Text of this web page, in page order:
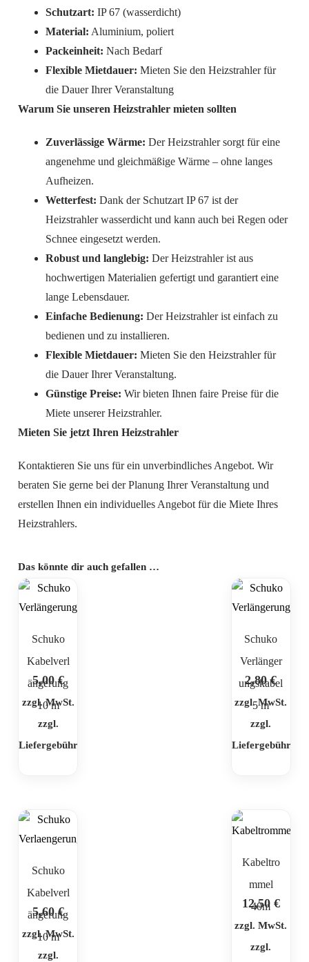
Schutzart: IP 67 (wasserdicht)
Material: Aluminium, poliert
Packeinheit: Nach Bedarf
Flexible Mietdauer: Mieten Sie den Heizstrahler für
die Dauer Ihrer Veranstaltung
Warum Sie unseren Heizstrahler mieten sollten
Zuverlässige Wärme: Der Heizstrahler sorgt für eine
angenehme und gleichmäßige Wärme – ohne langes
Aufheizen.
Wetterfest: Dank der Schutzart IP 67 ist der
Heizstrahler wasserdicht und kann auch bei Regen oder
Schnee eingesetzt werden.
Robust und langlebig: Der Heizstrahler ist aus
hochwertigen Materialien gefertigt und garantiert eine
lange Lebensdauer.
Einfache Bedienung: Der Heizstrahler ist einfach zu
bedienen und zu installieren.
Flexible Mietdauer: Mieten Sie den Heizstrahler für
die Dauer Ihrer Veranstaltung.
Günstige Preise: Wir bieten Ihnen faire Preise für die
Miete unserer Heizstrahler.
Mieten Sie jetzt Ihren Heizstrahler
Kontaktieren Sie uns für ein unverbindliches Angebot. Wir
beraten Sie gerne bei der Planung Ihrer Veranstaltung und
erstellen Ihnen ein individuelles Angebot für die Miete Ihres
Heizstrahlers.
Das könnte dir auch gefallen …
Schuko
Kabelverl
ängerung
10 m
5,00€
zzgl. MwSt.
zzgl.
Liefergebühr
Schuko
Verlänger
ungskabel
5 m
2,80€
zzgl. MwSt.
zzgl.
Liefergebühr
Schuko
Kabelverl
ängerung
10 m
5,60€
zzgl. MwSt.
zzgl.
Kabeltro
mmel
40m
12,50 €
zzgl. MwSt.
zzgl.